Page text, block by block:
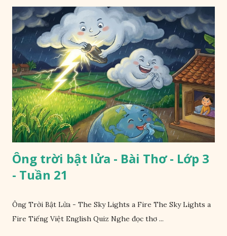
Ông trời bật lửa - Bài Thơ - Lớp 3
- Tuần 21
Ông Trời Bật Lửa - The Sky Lights a Fire The Sky Lights a
Fire Tiếng Việt English Quiz Nghe đọc thơ ...